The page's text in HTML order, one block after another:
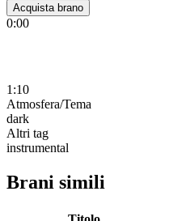
Acquista brano
0:00
1:10
Atmosfera/Tema
dark
Altri tag
instrumental
Brani simili